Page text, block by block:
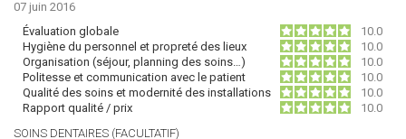
07 juin 2016
Évaluation globale
10.0
Hygiène du personnel et propreté des lieux
10.0
Organisation (séjour, planning des soins…)
10.0
Politesse et communication avec le patient
10.0
Qualité des soins et modernité des installations
10.0
Rapport qualité / prix
10.0
SOINS DENTAIRES (FACULTATIF)